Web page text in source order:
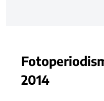
2014